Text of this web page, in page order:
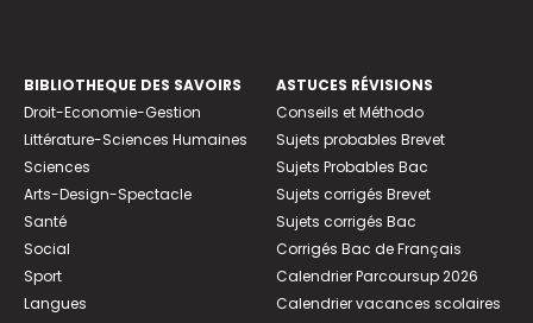
BIBLIOTHEQUE DES SAVOIRS
Droit-Economie-Gestion
Littérature-Sciences Humaines
Sciences
Arts-Design-Spectacle
Santé
Social
Sport
Langues
ASTUCES RÉVISIONS
Conseils et Méthodo
Sujets probables Brevet
Sujets Probables Bac
Sujets corrigés Brevet
Sujets corrigés Bac
Corrigés Bac de Français
Calendrier Parcoursup 2026
Calendrier vacances scolaires